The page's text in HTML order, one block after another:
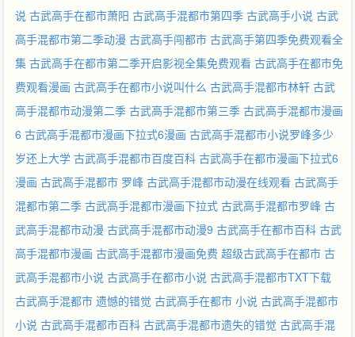
说 古武高手在都市萧阳 古武高手混都市第四季 古武高手小说 古武
高手混都市第二季动漫 古武高手闯都市 古武高手第四季免费观看全
集 古武高手在都市第二季开启影视全集免费观看 古武高手在都市免
费观看漫画 古武高手在都市小说叫什么 古武高手混都市林轩 古武
高手混都市动漫第二季 古武高手混都市第三季 古武高手混都市漫画
6 古武高手混都市漫画下拉式6漫画 古武高手混都市小说罗峰多少
岁还上大学 古武高手混都市百度百科 古武高手在都市漫画下拉式6
漫画 古武高手混都市 罗峰 古武高手混都市动漫在线观看 古武高手
混都市第二季 古武高手混都市漫画下拉式 古武高手混都市罗峰 古
武高手混都市动漫 古武高手混都市动漫9 古武高手在都市百科 古武
高手混都市漫画 古武高手混都市漫画免费 超级古武高手在都市 古
武高手混都市小说 古武高手在都市小说 古武高手混都市TXT下载
古武高手混都市 遗憾的错觉 古武高手在都市 小说 古武高手混都市
小说 古武高手混都市百科 古武高手混都市遗失的错觉 古武高手混